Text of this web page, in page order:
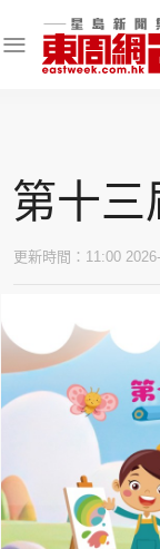
話題人物
東姑熱話
東周食玩通
樂在灣區
第十三
更新時間：11:00